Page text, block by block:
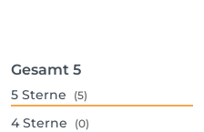
Gesamt 5
5 Sterne (5)
4 Sterne (0)